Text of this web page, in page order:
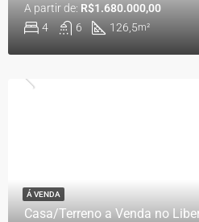
4 6 126,5m²
A partir de: R$1.680.000,00
Á VENDA